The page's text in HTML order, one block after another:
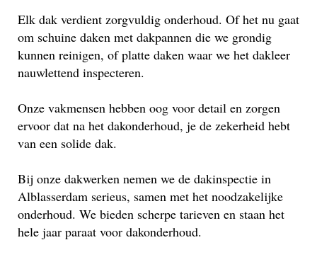
Elk dak verdient zorgvuldig onderhoud. Of het nu gaat
om schuine daken met dakpannen die we grondig
kunnen reinigen, of platte daken waar we het dakleer
nauwlettend inspecteren.
Onze vakmensen hebben oog voor detail en zorgen
ervoor dat na het dakonderhoud, je de zekerheid hebt
van een solide dak.
Bij onze dakwerken nemen we de dakinspectie in
Alblasserdam serieus, samen met het noodzakelijke
onderhoud. We bieden scherpe tarieven en staan het
hele jaar paraat voor dakonderhoud.